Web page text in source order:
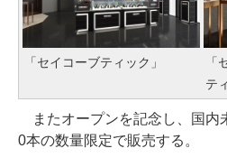
「セイコーブティック」
「
テ
またオープンを記念し、国内
0本の数量限定で販売する。